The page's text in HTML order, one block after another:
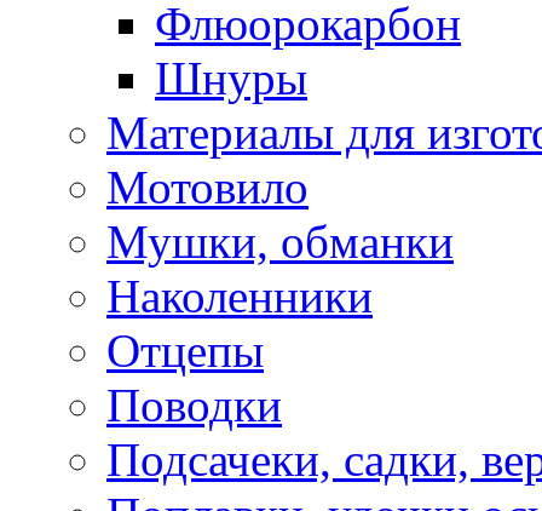
Флюорокарбон
Шнуры
Материалы для
Мотовило
Мушки, обманки
Наколенники
Отцепы
Поводки
Подсачеки, садки,